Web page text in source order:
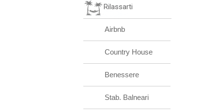
Rilassarti
Airbnb
Country House
Benessere
Stab. Balneari